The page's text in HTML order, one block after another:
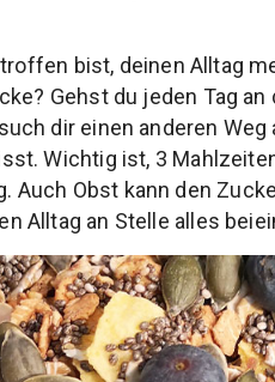
bist, deinen Alltag
Gehst du jeden Tag
dir einen anderen
Wichtig ist, 3
Auch Obst kann den
Alltag an Stelle alles